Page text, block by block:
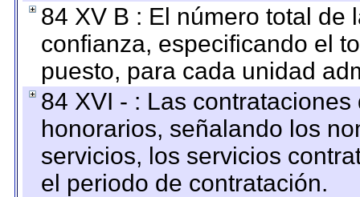
84 XV B : El número total de
confianza, especificando el
puesto, para cada unidad
84 XVI - : Las
honorarios, señalando los
servicios, los servicios
el periodo de contratación.